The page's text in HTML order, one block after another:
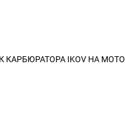
КАРБЮРАТОРА IKOV НА